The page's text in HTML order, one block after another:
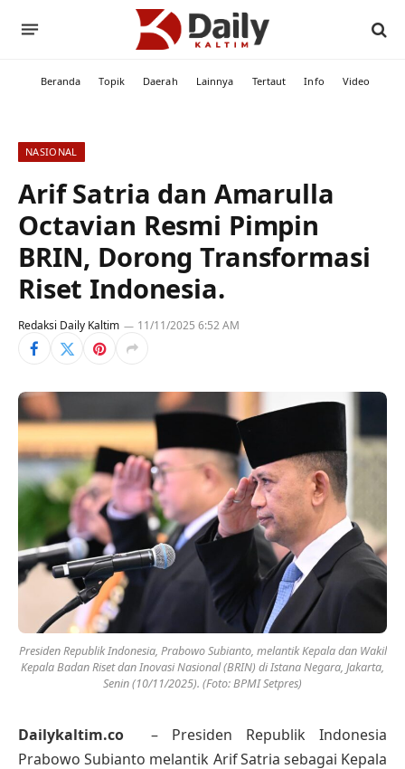
Beranda Topik Daerah Lainnya Tertaut Info Video
NASIONAL
Arif Satria dan Amarulla
Octavian Resmi Pimpin
BRIN, Dorong Transformasi
Riset Indonesia.
Redaksi Daily Kaltim 11/11/2025 6:52 AM
Presiden Republik Indonesia, Prabowo Subianto, melantik Kepala dan Wakil
Kepala Badan Riset dan Inovasi Nasional (BRIN) di Istana Negara, Jakarta,
Senin (10/11/2025). (Foto: BPMI Setpres)
Dailykaltim.co
– Presiden Republik Indonesia
Prabowo Subianto melantik Arif Satria sebagai Kepala